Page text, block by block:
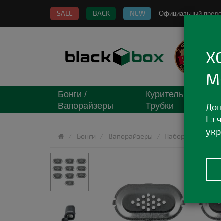
SALE BACK NEW Официальный
Бонги /
Вапорайзеры
Курительные
Трубки
Бонги Вапорайзеры Набор запасных
І з